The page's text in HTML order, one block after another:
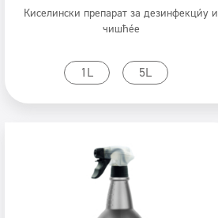
Киселински препарат за дезинфекцију и
чишћење
1L 5L
Prikaži proizvod